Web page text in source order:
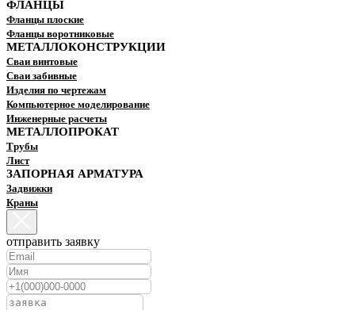
ФЛАНЦЫ
Фланцы плоские
Фланцы воротниковые
МЕТАЛЛОКОНСТРУКЦИИ
Сваи винтовые
Сваи забивные
Изделия по чертежам
Компьютерное моделирование
Инженерные расчеты
МЕТАЛЛОПРОКАТ
Трубы
Лист
ЗАПОРНАЯ АРМАТУРА
Задвижки
Краны
отправить заявку